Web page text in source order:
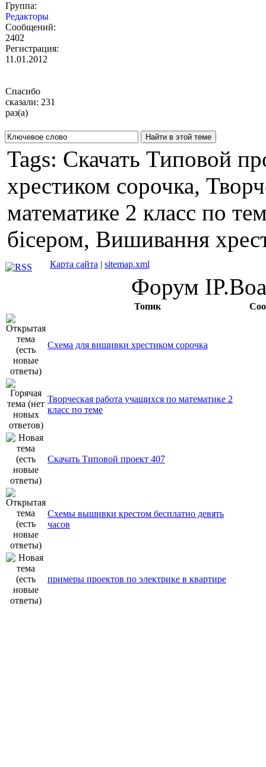
Группа:
Редакторы
Сообщений:
2402
Регистрация:
11.01.2012
Спасибо
сказали: 231
раз(а)
Tags: Скачать Типовой
хрестиком сорочка,
математике 2 класс по
бісером, Вишивання
Карта сайта | sitemap.xml
Форум
Топик
Схема для вишивки хрестиком сорочка
Творческая работа учащихся по математике 2
класс по теме
Скачать Типовой проект 407
Схемы вышивки крестом бесплатно девять
часов
примеры проектов по электрике в квартире